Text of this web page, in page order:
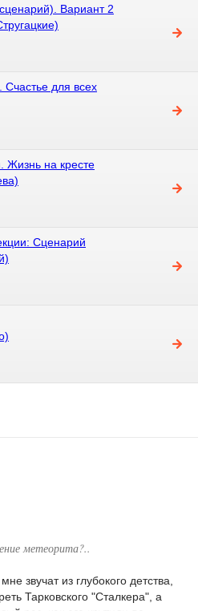
Вариант 2
Счастье для всех
Жизнь на кресте
Сценарий
метеорита?..
звучат из глубокого детства,
Тарковского "Сталкера", а